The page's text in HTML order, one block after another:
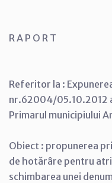
R A P O R T
Referitor la :
nr.62004/05.10.2012
Primarul municipiului
Obiect : propunerea
de hotărâre pentru
schimbarea unei